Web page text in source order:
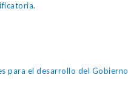
para el desarrollo del Gobierno